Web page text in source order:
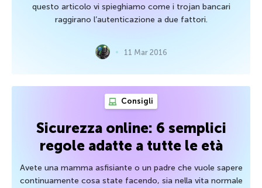
questo articolo vi spieghiamo come i trojan bancari
raggirano l’autenticazione a due fattori.
11 Mar 2016
Consigli
Sicurezza online: 6 semplici
regole adatte a tutte le età
Avete una mamma asfisiante o un padre che vuole sapere
continuamente cosa state facendo, sia nella vita normale